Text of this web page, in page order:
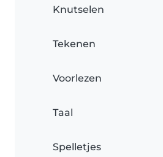
Knutselen
Tekenen
Voorlezen
Taal
Spelletjes